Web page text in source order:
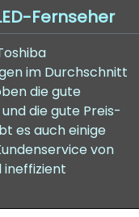
Fernseher
im Durchschnitt
die gute
die gute Preis-
es auch einige
von
ineffizient